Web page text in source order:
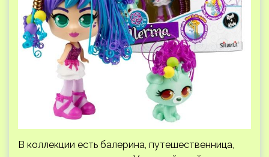
В коллекции есть балерина, путешественница,